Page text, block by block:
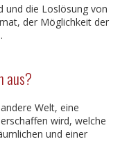
und die Loslösung von
der Möglichkeit der
aus?
Welt, eine
wird, welche
und einer